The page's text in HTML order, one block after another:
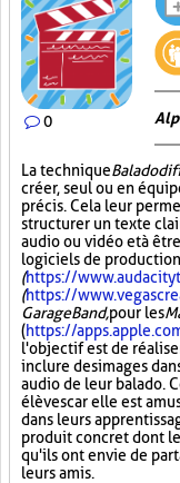
0
La technique
créer, seul ou en
précis. Cela leur
structurer un texte
audio ou vidéo et à
logiciels de
(https://
(https://
GarageBand,pour les
(https://
l'objectif est de
inclure des images
audio de leur balado.
élèves car elle est
dans leurs
produit concret dont
qu'ils ont envie de
leurs amis.